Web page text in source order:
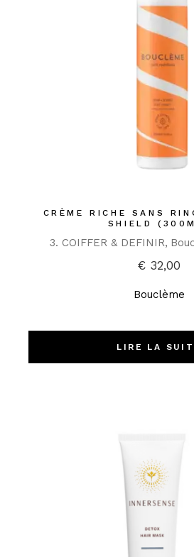
CRÈME RICHE SANS
SHIELD
3. COIFFER & DEFINIR
€ 32,00
Bouclème
LIRE LA